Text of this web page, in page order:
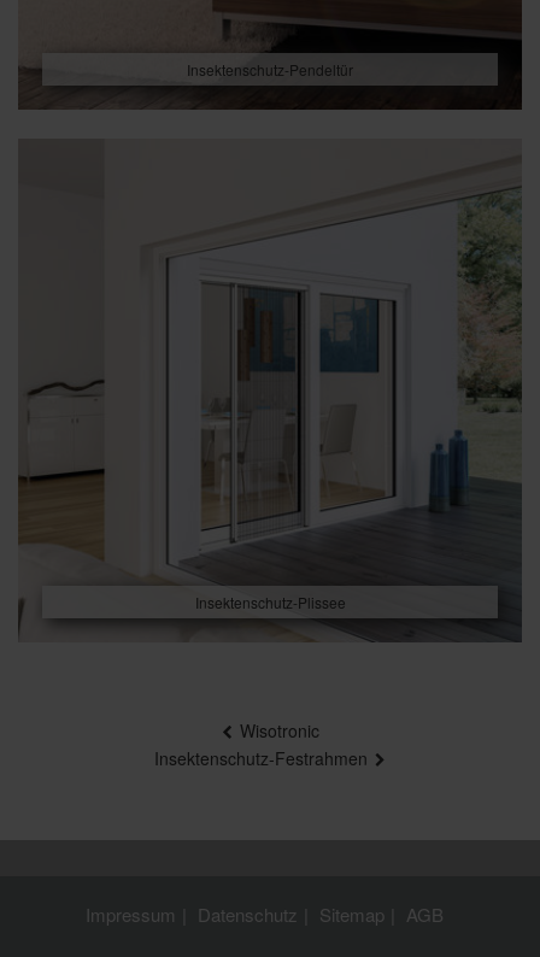
Insektenschutz-Pendeltür
Insektenschutz-Plissee
Wisotronic
Insektenschutz-Festrahmen
Impressum Datenschutz Sitemap AGB